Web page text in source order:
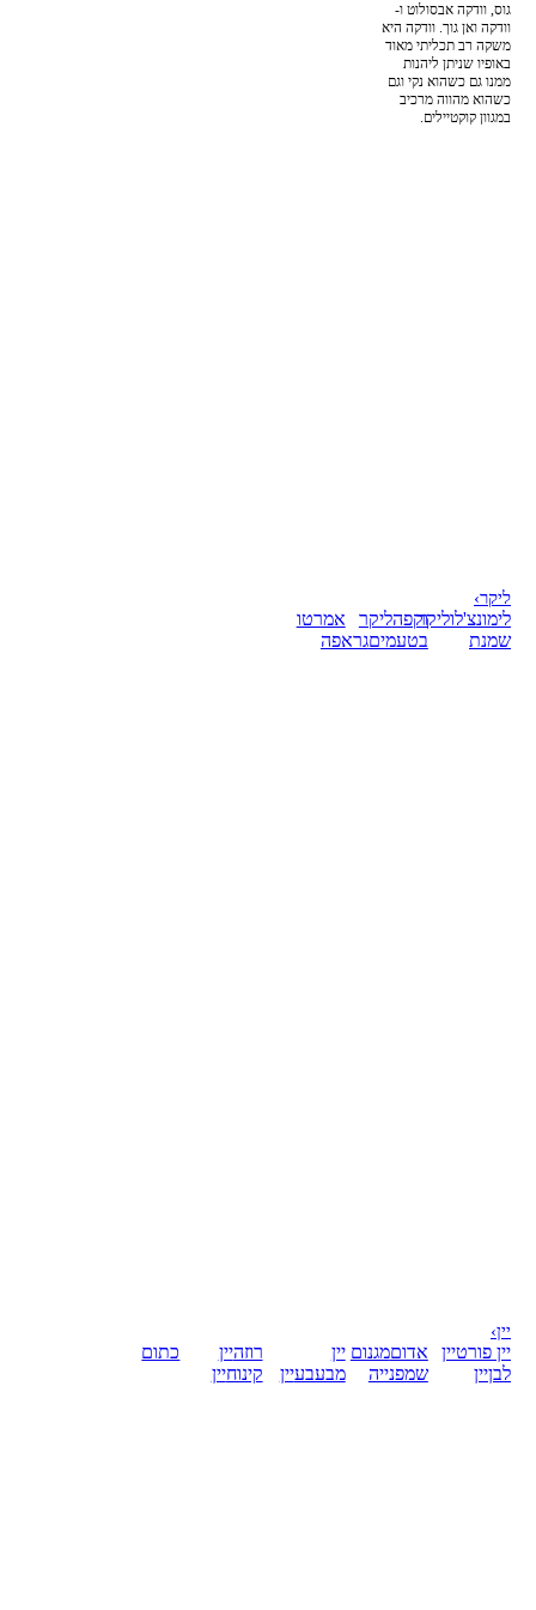
גוס, וודקה אבסולוט ו-
וודקה ואן גוך. וודקה היא
משקה רב תכליתי מאוד
באופיו שניתן ליהנות
ממנו גם כשהוא נקי וגם
כשהוא מהווה מרכיב
במגוון קוקטיילים.
ליקר›
לימונצ'לוליקר
שמנת
וקפהליקר
בטעמיםגראפה
אמרטו
יין›
יין פורטיין
לבןיין
אדוםמגנום
שמפנייה
יין
מבעבעיין
רוזהיין
קינוחיין
כתום